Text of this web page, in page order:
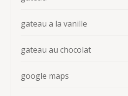
gateau a la vanille
gateau au chocolat
google maps